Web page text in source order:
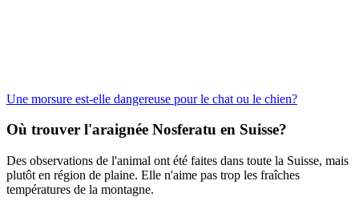
Une morsure est-elle dangereuse pour le chat ou le chien?
Où trouver l'araignée Nosferatu en Suisse?
Des observations de l'animal ont été faites dans toute la Suisse, mais
plutôt en région de plaine. Elle n'aime pas trop les fraîches
températures de la montagne.